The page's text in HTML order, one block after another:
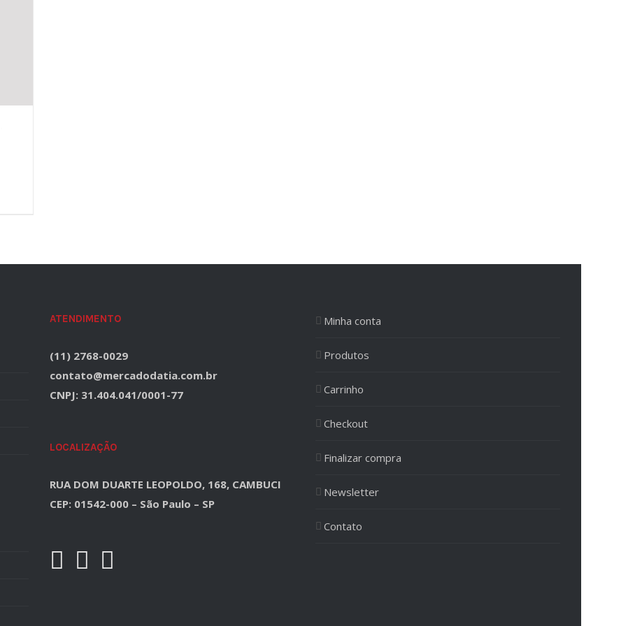
ATENDIMENTO
(11) 2768-0029
contato@mercadodatia.com.br
CNPJ: 31.404.041/0001-77
LOCALIZAÇÃO
RUA DOM DUARTE LEOPOLDO, 168, CAMBUCI
CEP: 01542-000 – São Paulo – SP
Minha conta
Produtos
Carrinho
Checkout
Finalizar compra
Newsletter
Contato